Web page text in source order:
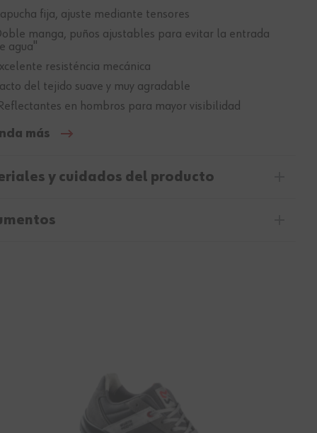
fija, ajuste mediante tensores
manga, puños ajustables para evitar la entrada
agua"
resisténcia mecánica
del tejido suave y muy agradable
en hombros para mayor visibilidad
más
y cuidados del producto